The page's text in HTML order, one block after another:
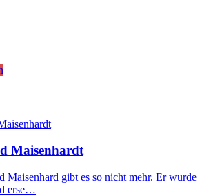
Maisenhardt
Maisenhard gibt es so nicht mehr. Er wurde
erse…